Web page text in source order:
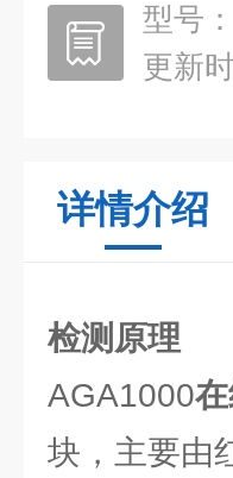
型号：
更新
详情介绍
检测原理
AGA1000
块，主要由